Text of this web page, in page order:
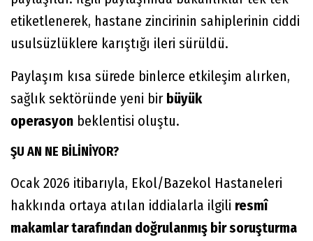
etiketlenerek, hastane zincirinin sahiplerinin ciddi
usulsüzlüklere karıştığı ileri sürüldü.
Paylaşım kısa sürede binlerce etkileşim alırken,
sağlık sektöründe yeni bir büyük
operasyon beklentisi oluştu.
ŞU AN NE BİLİNİYOR?
Ocak 2026 itibarıyla, Ekol/Bazekol Hastaneleri
hakkında ortaya atılan iddialarla ilgili resmî
makamlar tarafından doğrulanmış bir soruşturma